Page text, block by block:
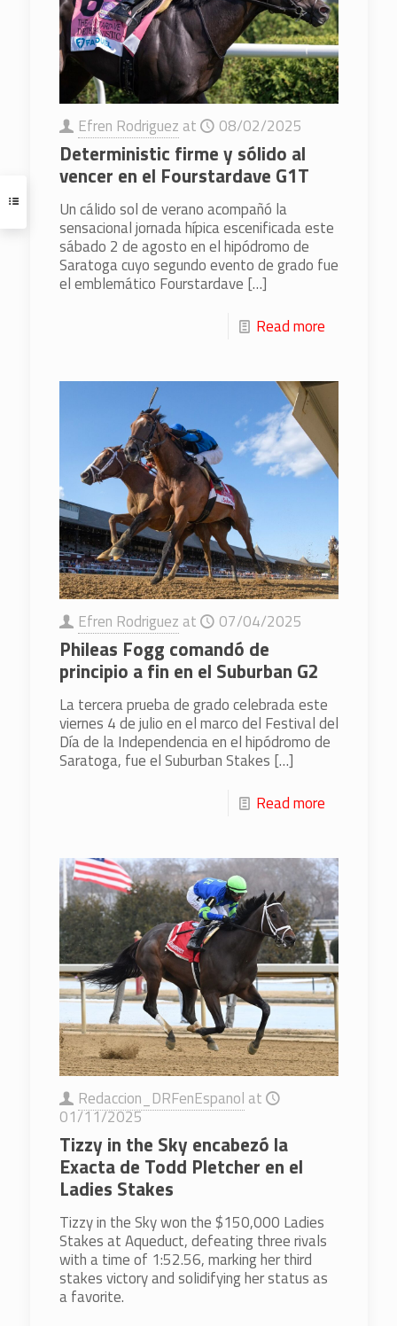
Efren Rodriguez at 08/02/2025
Deterministic firme y sólido al
vencer en el Fourstardave G1T
Un cálido sol de verano acompañó la
sensacional jornada hípica escenificada este
sábado 2 de agosto en el hipódromo de
Saratoga cuyo segundo evento de grado fue
el emblemático Fourstardave […]
Read more
Efren Rodriguez at 07/04/2025
Phileas Fogg comandó de
principio a fin en el Suburban G2
La tercera prueba de grado celebrada este
viernes 4 de julio en el marco del Festival del
Día de la Independencia en el hipódromo de
Saratoga, fue el Suburban Stakes […]
Read more
Redaccion_DRFenEspanol at
01/11/2025
Tizzy in the Sky encabezó la
Exacta de Todd Pletcher en el
Ladies Stakes
Tizzy in the Sky won the $150,000 Ladies
Stakes at Aqueduct, defeating three rivals
with a time of 1:52.56, marking her third
stakes victory and solidifying her status as
a favorite.